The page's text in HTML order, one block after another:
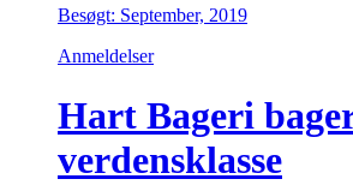
Besøgt: September, 2019
Anmeldelser
Hart Bageri
verdensklasse